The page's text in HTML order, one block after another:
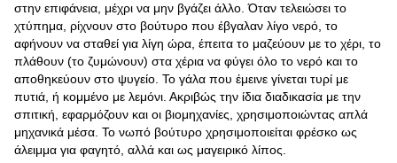
στην επιφάνεια, μέχρι να μην βγάζει άλλο. Όταν τελειώσει το
χτύπημα, ρίχνουν στο βούτυρο που έβγαλαν λίγο νερό, το
αφήνουν να σταθεί για λίγη ώρα, έπειτα το μαζεύουν με το χέρι, το
πλάθουν (το ζυμώνουν) στα χέρια να φύγει όλο το νερό και το
αποθηκεύουν στο ψυγείο. Το γάλα που έμεινε γίνεται τυρί με
πυτιά, ή κομμένο με λεμόνι. Ακριβώς την ίδια διαδικασία με την
σπιτική, εφαρμόζουν και οι βιομηχανίες, χρησιμοποιώντας απλά
μηχανικά μέσα. Το νωπό βούτυρο χρησιμοποιείται φρέσκο ως
άλειμμα για φαγητό, αλλά και ως μαγειρικό λίπος.